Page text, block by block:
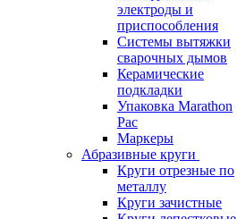
электроды и
приспособления
Системы вытяжки
сварочных дымов
Керамические
подкладки
Упаковка Marathon
Pac
Маркеры
Абразивные круги
Круги отрезные по
металлу
Круги зачистные